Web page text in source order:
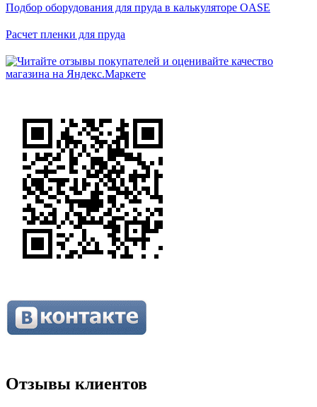
Подбор оборудования для пруда в калькуляторе OASE
Расчет пленки для пруда
Отзывы клиентов